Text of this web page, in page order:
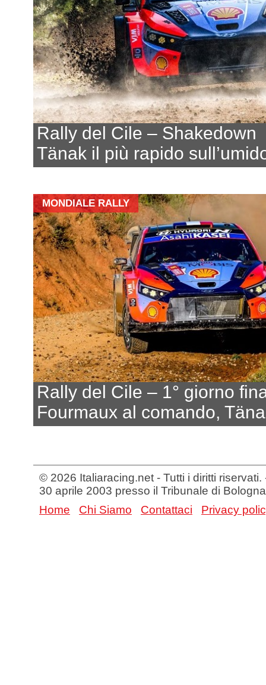
Rally del Cile – Shakedown
Tänak il più rapido
MONDIALE RALLY
Rally del Cile – 1° giorno
Fourmaux al comando,
© 2026 Italiaracing.net - Tutti i diritti
30 aprile 2003 presso il Tribunale di Bologna
Home
Chi Siamo Contattaci Privacy